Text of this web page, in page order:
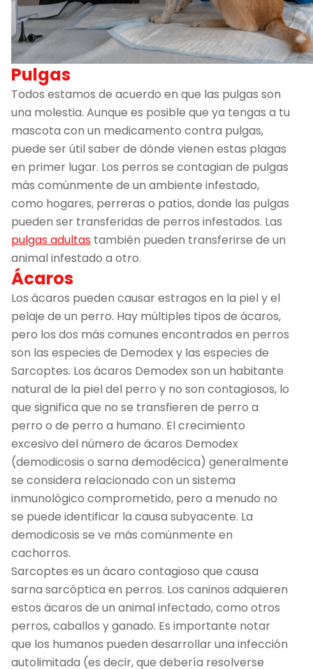
Pulgas
Todos estamos de acuerdo en que las pulgas son
una molestia. Aunque es posible que ya tengas a tu
mascota con un medicamento contra pulgas,
puede ser útil saber de dónde vienen estas plagas
en primer lugar. Los perros se contagian de pulgas
más comúnmente de un ambiente infestado,
como hogares, perreras o patios, donde las pulgas
pueden ser transferidas de perros infestados. Las
pulgas adultas también pueden transferirse de un
animal infestado a otro.
Ácaros
Los ácaros pueden causar estragos en la piel y el
pelaje de un perro. Hay múltiples tipos de ácaros,
pero los dos más comunes encontrados en perros
son las especies de Demodex y las especies de
Sarcoptes. Los ácaros Demodex son un habitante
natural de la piel del perro y no son contagiosos, lo
que significa que no se transfieren de perro a
perro o de perro a humano. El crecimiento
excesivo del número de ácaros Demodex
(demodicosis o sarna demodécica) generalmente
se considera relacionado con un sistema
inmunológico comprometido, pero a menudo no
se puede identificar la causa subyacente. La
demodicosis se ve más comúnmente en
cachorros.
Sarcoptes es un ácaro contagioso que causa
sarna sarcóptica en perros. Los caninos adquieren
estos ácaros de un animal infectado, como otros
perros, caballos y ganado. Es importante notar
que los humanos pueden desarrollar una infección
autolimitada (es decir, que debería resolverse